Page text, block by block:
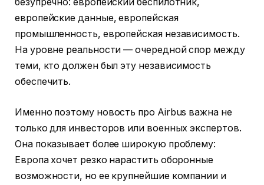
европейские данные, европейская
промышленность, европейская независимость.
На уровне реальности — очередной спор между
теми, кто должен был эту независимость
обеспечить.
Именно поэтому новость про Airbus важна не
только для инвесторов или военных экспертов.
Она показывает более широкую проблему:
Европа хочет резко нарастить оборонные
возможности, но ее крупнейшие компании и